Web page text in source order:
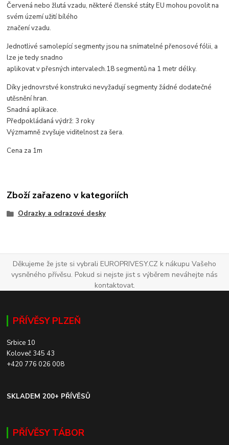
Červená nebo žlutá vzadu, některé členské státy EU mohou povolit na
svém území užití bílého
značení vzadu.
Jednotlivé samolepící segmenty jsou na snímatelné přenosové fólii, a
lze je tedy snadno
aplikovat v přesných intervalech.18 segmentů na 1 metr délky.
Díky jednovrstvé konstrukci nevyžadují segmenty žádné dodatečné
utěsnění hran.
Snadná aplikace.
Předpokládaná výdrž: 3 roky
Výzmamně zvyšuje viditelnost za šera.
Cena za 1m
Zboží zařazeno v kategoriích
Odrazky a odrazové desky
Děkujeme že jste si vybrali EUROPRIVESY.CZ k nákupu Vašeho
vysněného přívěsu. Pokud si nejste jist s výběrem neváhejte nás
kontaktovat.
PŘÍVĚSY PLZEŇ
Srbice 10
Koloveč 345 43
+420 776 026 008
SKLADEM 200+ PŘÍVĚSŮ
PŘÍVĚSY TÁBOR